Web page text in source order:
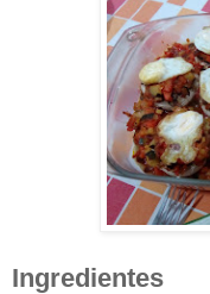
Ingredientes